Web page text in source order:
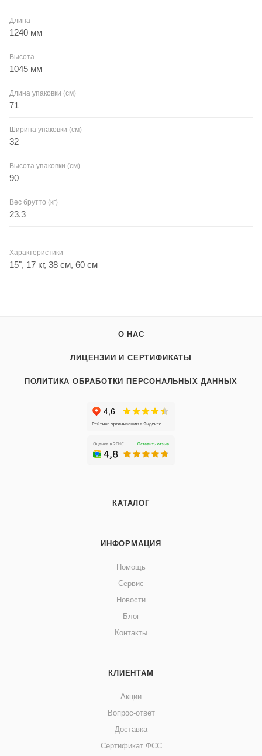
Длина
1240 мм
Высота
1045 мм
Длина упаковки (см)
71
Ширина упаковки (см)
32
Высота упаковки (см)
90
Вес брутто (кг)
23.3
Характеристики
15", 17 кг, 38 см, 60 см
О НАС
ЛИЦЕНЗИИ И СЕРТИФИКАТЫ
ПОЛИТИКА ОБРАБОТКИ ПЕРСОНАЛЬНЫХ ДАННЫХ
КАТАЛОГ
ИНФОРМАЦИЯ
Помощь
Сервис
Новости
Блог
Контакты
КЛИЕНТАМ
Акции
Вопрос-ответ
Доставка
Сертификат ФСС